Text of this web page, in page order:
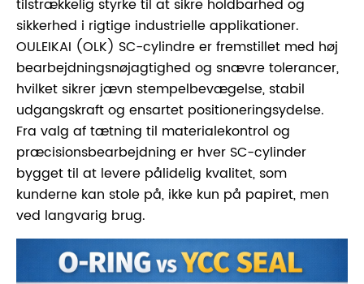
tilstrækkelig styrke til at sikre holdbarhed og
sikkerhed i rigtige industrielle applikationer.
OULEIKAI (OLK) SC-cylindre er fremstillet med høj
bearbejdningsnøjagtighed og snævre tolerancer,
hvilket sikrer jævn stempelbevægelse, stabil
udgangskraft og ensartet positioneringsydelse.
Fra valg af tætning til materialekontrol og
præcisionsbearbejdning er hver SC-cylinder
bygget til at levere pålidelig kvalitet, som
kunderne kan stole på, ikke kun på papiret, men
ved langvarig brug.